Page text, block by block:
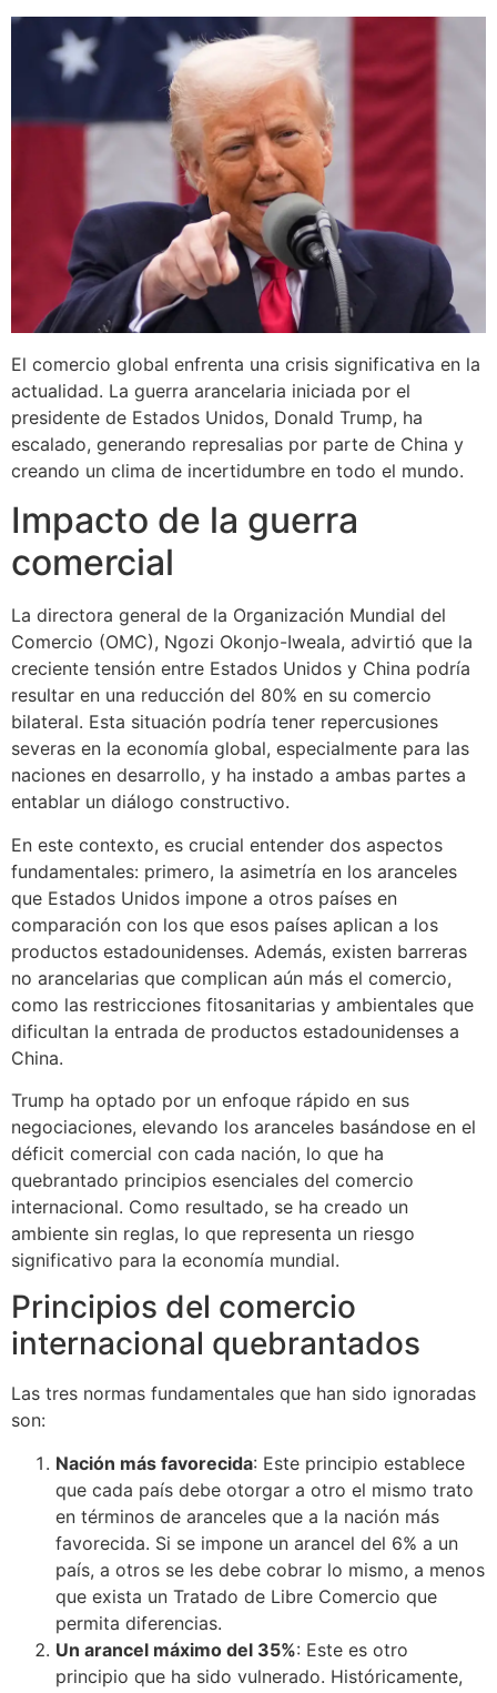
El comercio global enfrenta una crisis significativa en la
actualidad. La guerra arancelaria iniciada por el
presidente de Estados Unidos, Donald Trump, ha
escalado, generando represalias por parte de China y
creando un clima de incertidumbre en todo el mundo.
Impacto de la guerra
comercial
La directora general de la Organización Mundial del
Comercio (OMC), Ngozi Okonjo-Iweala, advirtió que la
creciente tensión entre Estados Unidos y China podría
resultar en una reducción del 80% en su comercio
bilateral. Esta situación podría tener repercusiones
severas en la economía global, especialmente para las
naciones en desarrollo, y ha instado a ambas partes a
entablar un diálogo constructivo.
En este contexto, es crucial entender dos aspectos
fundamentales: primero, la asimetría en los aranceles
que Estados Unidos impone a otros países en
comparación con los que esos países aplican a los
productos estadounidenses. Además, existen barreras
no arancelarias que complican aún más el comercio,
como las restricciones fitosanitarias y ambientales que
dificultan la entrada de productos estadounidenses a
China.
Trump ha optado por un enfoque rápido en sus
negociaciones, elevando los aranceles basándose en el
déficit comercial con cada nación, lo que ha
quebrantado principios esenciales del comercio
internacional. Como resultado, se ha creado un
ambiente sin reglas, lo que representa un riesgo
significativo para la economía mundial.
Principios del comercio
internacional quebrantados
Las tres normas fundamentales que han sido ignoradas
son:
Nación más favorecida: Este principio establece
que cada país debe otorgar a otro el mismo trato
en términos de aranceles que a la nación más
favorecida. Si se impone un arancel del 6% a un
país, a otros se les debe cobrar lo mismo, a menos
que exista un Tratado de Libre Comercio que
permita diferencias.
Un arancel máximo del 35%: Este es otro
principio que ha sido vulnerado. Históricamente,